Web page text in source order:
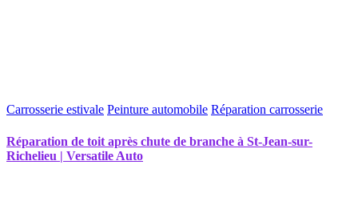
Carrosserie estivale Peinture automobile Réparation carrosserie
Réparation de toit après chute de branche à St-Jean-sur-
Richelieu | Versatile Auto